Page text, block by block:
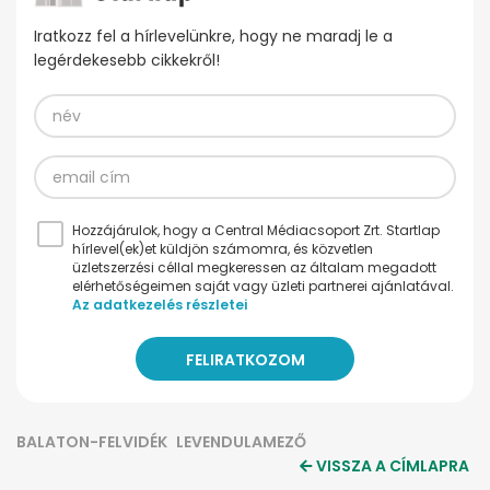
Iratkozz fel a hírlevelünkre, hogy ne maradj le a
legérdekesebb cikkekről!
Hozzájárulok, hogy a Central Médiacsoport Zrt. Startlap
hírlevel(ek)et küldjön számomra, és közvetlen
üzletszerzési céllal megkeressen az általam megadott
elérhetőségeimen saját vagy üzleti partnerei ajánlatával.
Az adatkezelés részletei
BALATON-FELVIDÉK LEVENDULAMEZŐ
VISSZA A CÍMLAPRA